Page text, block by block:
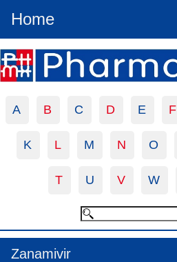
Home
A B C D E F
K L M N O
T U V W
Zanamivir